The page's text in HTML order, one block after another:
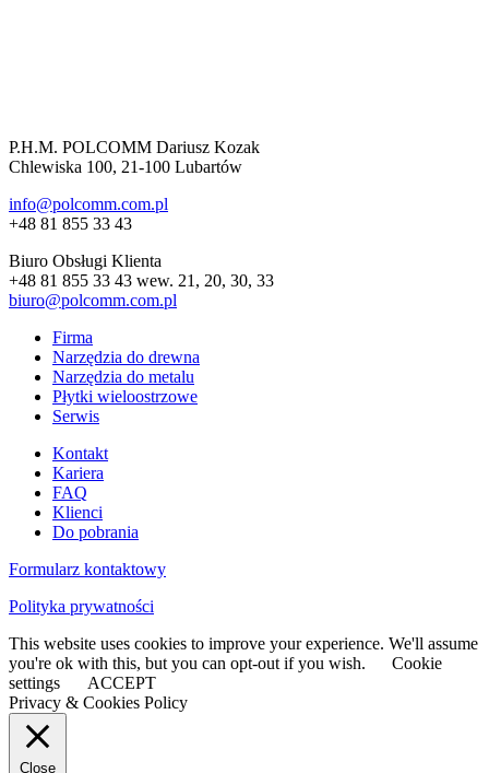
P.H.M. POLCOMM Dariusz Kozak
Chlewiska 100, 21-100 Lubartów
info@polcomm.com.pl
+48 81 855 33 43
Biuro Obsługi Klienta
+48 81 855 33 43 wew. 21, 20, 30, 33
biuro@polcomm.com.pl
Firma
Narzędzia do drewna
Narzędzia do metalu
Płytki wieloostrzowe
Serwis
Kontakt
Kariera
FAQ
Klienci
Do pobrania
Formularz kontaktowy
Polityka prywatności
This website uses cookies to improve your experience. We'll assume
you're ok with this, but you can opt-out if you wish.
Cookie
settings
ACCEPT
Privacy & Cookies Policy
Close